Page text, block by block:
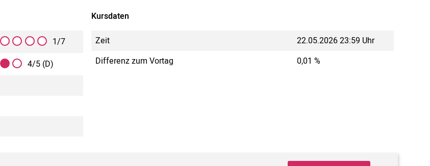
1/7
4/5 (D)
Kursdaten
Zeit
22.05.2026 23:59 Uhr
Differenz zum Vortag
0,01 %